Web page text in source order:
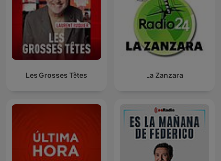
Les Grosses Têtes La Zanzara